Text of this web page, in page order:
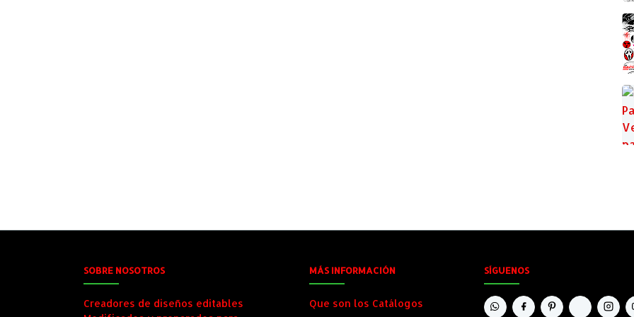
SOBRE NOSOTROS
Creadores de diseños editables
MÁS INFORMACIÓN
Que son los Catálogos
SÍGUENOS